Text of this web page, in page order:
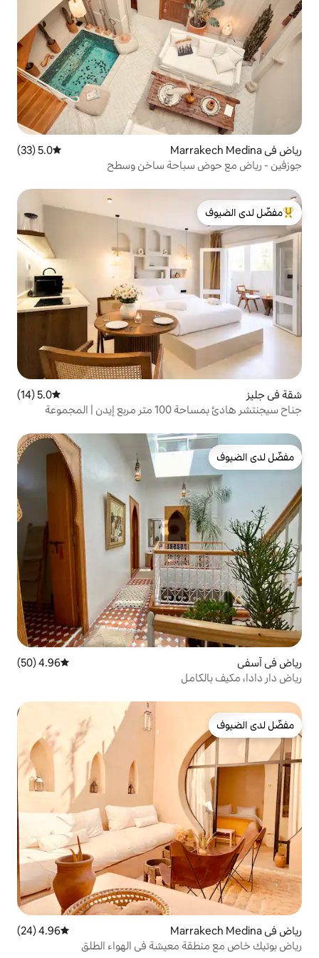
متوسط التقييم 5.0 من 5، 33 مراجعات
5.0 (33)
ساخن وسطح
الضيوف
متوسط التقييم 4.96 من 5، 24 مراجعات
4.96 (24)
معيشة في الهواء الطلق